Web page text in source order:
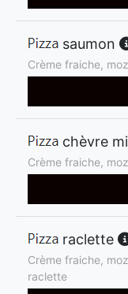
saumon
Crème fraiche,
chèvre
Crème fraiche,
raclette
Crème fraiche,
raclette